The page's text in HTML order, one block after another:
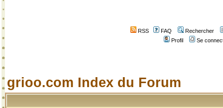
RSS FAQ
Rechercher
Profil
Se
grioo.com Index du Forum